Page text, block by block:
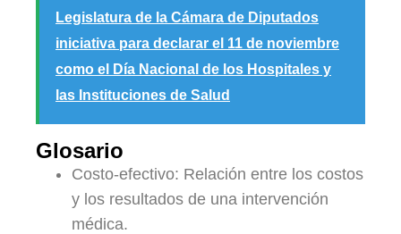
Legislatura de la Cámara de Diputados
iniciativa para declarar el 11 de noviembre
como el Día Nacional de los Hospitales y
las Instituciones de Salud
Glosario
Costo-efectivo: Relación entre los costos
y los resultados de una intervención
médica.